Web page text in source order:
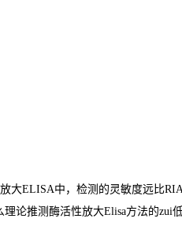
大ELISA中，检测的灵敏度远比RIA
理论推测酶活性放大Elisa方法的zui